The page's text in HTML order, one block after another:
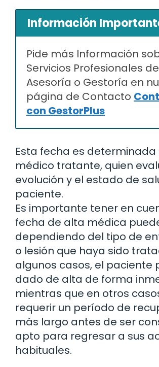
Información
Pide más Información
Servicios Profesionales
Asesoría o Gestoría en
página de Contacto
con GestorPlus
Esta fecha es determinada
médico tratante, quien
evolución y el estado de
paciente.
Es importante tener en
fecha de alta médica
dependiendo del tipo de
o lesión que haya sido
algunos casos, el paciente
dado de alta de forma
mientras que en otros
requerir un período de
más largo antes de ser
apto para regresar a sus
habituales.